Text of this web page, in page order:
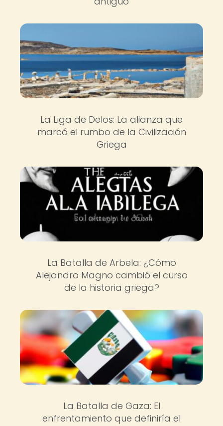
La Liga de Delos: La alianza que
marcó el rumbo de la Civilización
Griega
La Batalla de Arbela: ¿Cómo
Alejandro Magno cambió el curso
de la historia griega?
La Batalla de Gaza: El
enfrentamiento que definiría el